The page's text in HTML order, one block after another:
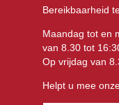
Bereikbaarheid
Maandag tot en
van 8.30 tot
Op vrijdag van
Helpt u mee